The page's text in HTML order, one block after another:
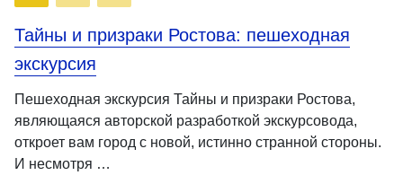
Тайны и призраки Ростова: пешеходная
экскурсия
Пешеходная экскурсия Тайны и призраки Ростова,
являющаяся авторской разработкой экскурсовода,
откроет вам город с новой, истинно странной стороны.
И несмотря …